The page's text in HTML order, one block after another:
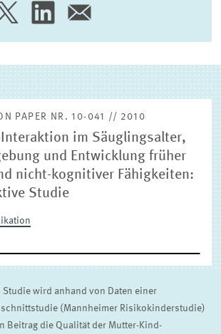
SEITE
LINKEDIN
SEITE
E-
PAPER NR. 10-041 // 2010
im Säuglingsalter,
und Entwicklung früher
nicht-kognitiver Fähigkeiten:
Studie
Studie wird anhand von Daten einer
(Mannheimer Risikokinderstudie)
Beitrag die Qualität der Mutter-Kind-